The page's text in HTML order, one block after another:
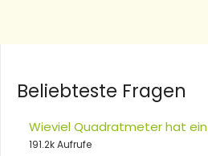
Beliebteste Fragen
Wieviel Quadratmeter hat
191.2k Aufrufe